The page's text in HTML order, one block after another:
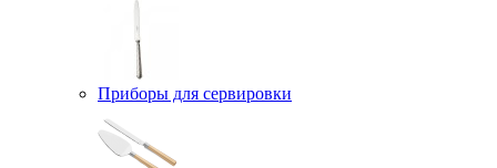
Приборы для сервировки